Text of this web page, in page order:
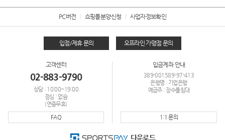
PC버전 쇼핑몰분양신청 사업자정보확인
입점/제휴 문의 오프라인 가맹점 문의
고객센터
02-883-9790
상담 : 10:00~19:00
점심 : 없슴
(연중무휴)
FAQ
입금계좌 안내
389-001589-97-413
은행명 : 기업은행
예금주 : 장수돌침대
1:1 문의
다운로드